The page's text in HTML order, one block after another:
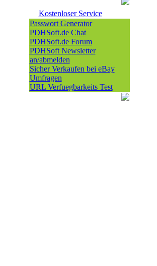
Kostenloser Service
Passwort Generator
PDHSoft.de Chat
PDHSoft.de Forum
PDHSoft Newsletter
an/abmelden
Sicher Verkaufen bei eBay
Umfragen
URL Verfuegbarkeits Test